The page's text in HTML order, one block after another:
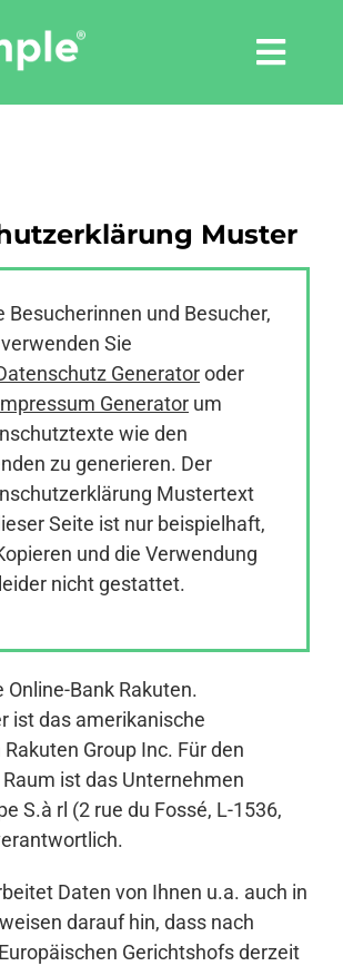
Muster
Besucherinnen und Besucher,
Sie
Generatoroder
Generator um
wie den
zu generieren. Der
Mustertext
Seite ist nur beispielhaft,
und die Verwendung
nicht gestattet.
Online-Bank Rakuten.
ist das amerikanische
Group Inc. Für den
ist das Unternehmen
S.à rl (2 rue du Fossé, L-1536,
Daten von Ihnen u.a. auch in
darauf hin, dass nach
Gerichtshofs derzeit